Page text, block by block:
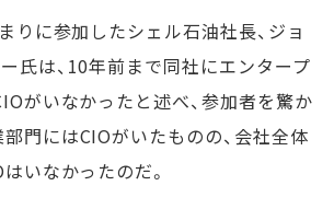
りに参加したシェル石油社長、ジョ
氏は、10年前まで同社にエンタープ
がいなかったと述べ、参加者を驚か
門にはCIOがいたものの、会社全体
いなかったのだ。